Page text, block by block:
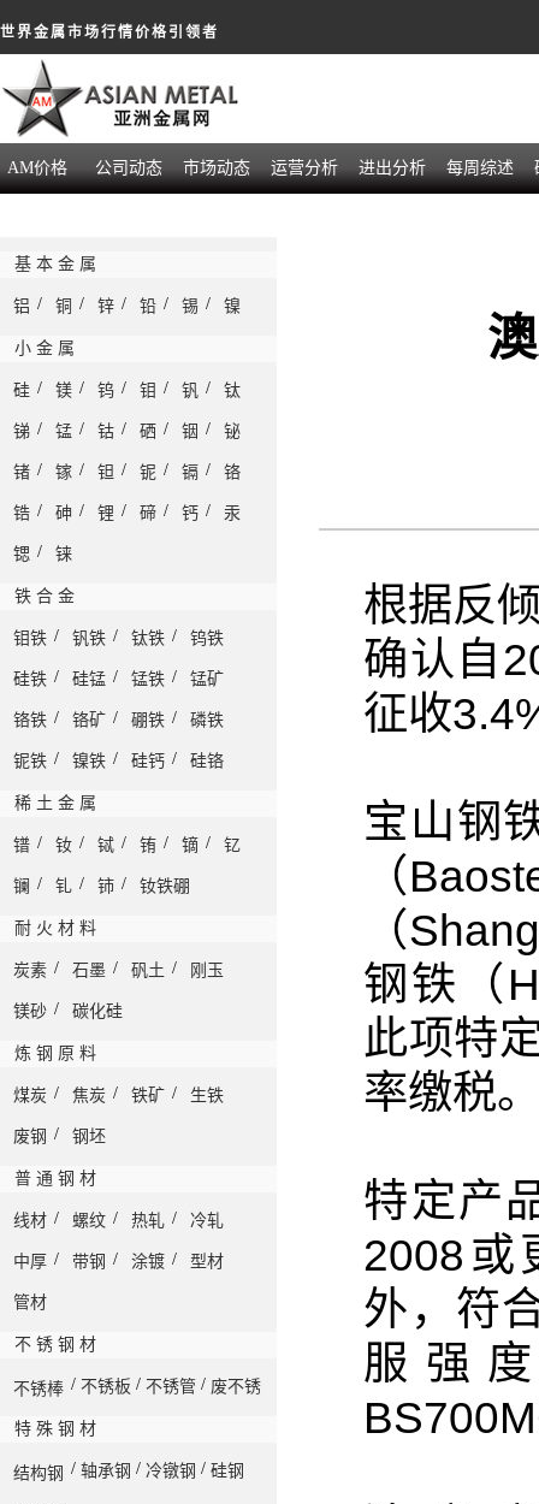
世界金属市场行情价格引领者
AM价格 公司动态 市场动态 运营分析 进出分析 每周综述
基 本 金 属
铝 / 铜 / 锌 / 铅 / 锡 / 镍
小 金 属
硅 / 镁 / 钨 / 钼 / 钒 / 钛
锑 / 锰 / 钴 / 硒 / 铟 / 铋
锗 / 镓 / 钽 / 铌 / 镉 / 铬
锆 / 砷 / 锂 / 碲 / 钙 / 汞
锶 / 铼
铁 合 金
钼铁 / 钒铁 / 钛铁 / 钨铁
硅铁 / 硅锰 / 锰铁 / 锰矿
铬铁 / 铬矿 / 硼铁 / 磷铁
铌铁 / 镍铁 / 硅钙 / 硅铬
稀 土 金 属
镨 / 钕 / 铽 / 铕 / 镝 / 钇
镧 / 钆 / 铈 / 钕铁硼
耐 火 材 料
炭素 / 石墨 / 矾土 / 刚玉
镁砂 / 碳化硅
炼 钢 原 料
煤炭 / 焦炭 / 铁矿 / 生铁
废钢 / 钢坯
普 通 钢 材
线材 / 螺纹 / 热轧 / 冷轧
中厚 / 带钢 / 涂镀 / 型材
管材
不 锈 钢 材
不锈棒 / 不锈板 / 不锈管 / 废不锈
特 殊 钢 材
结构钢 / 轴承钢 / 冷镦钢 / 硅钢
根据反
确认自
征收
宝山钢
（
（
钢铁（
此项特
率缴税
特定产
2008或
外，符
服强